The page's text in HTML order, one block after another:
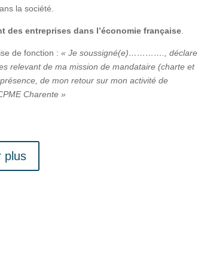
la société.
des entreprises dans l’économie française
de fonction :« Je soussigné(e)…………., déclare
relevant de ma mission de mandataire (charte et
de mon retour sur mon activité de
Charente »
plus